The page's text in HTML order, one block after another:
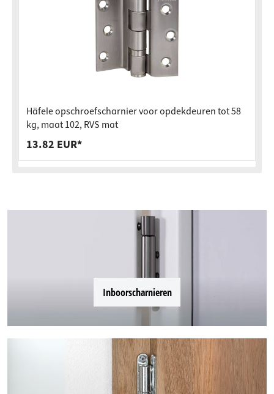
Häfele opschroefscharnier voor opdekdeuren tot 58
kg, maat 102, RVS mat
13.82 EUR*
Inboorscharnieren